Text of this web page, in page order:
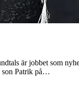
är jobbet som
son Patrik på…